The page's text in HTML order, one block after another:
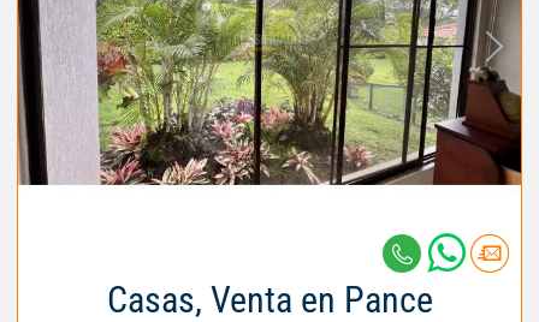
Casas, Venta en Pance